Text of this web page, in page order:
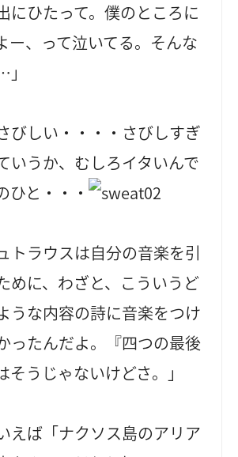
にひたって。僕のところに
ー、って泣いてる。そんな
びしい・・・・さびしすぎ
いうか、むしろイタいんで
ひと・・・
トラウスは自分の音楽を引
めに、わざと、こういうど
うな内容の詩に音楽をつけ
ったんだよ。『四つの最後
そうじゃないけどさ。」
えば「ナクソス島のアリア